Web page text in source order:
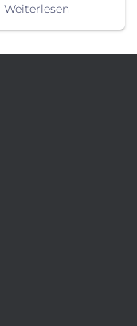
Weiterlesen